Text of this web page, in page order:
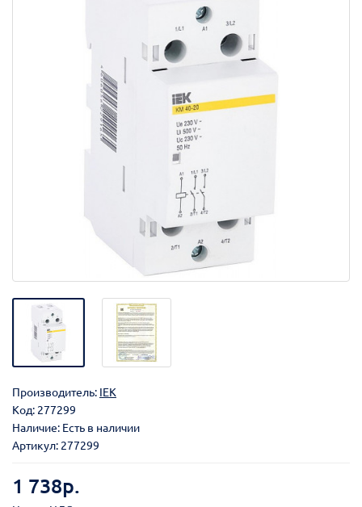
Производитель: IEK
Код: 277299
Наличие: Есть в наличии
Артикул: 277299
1 738р.